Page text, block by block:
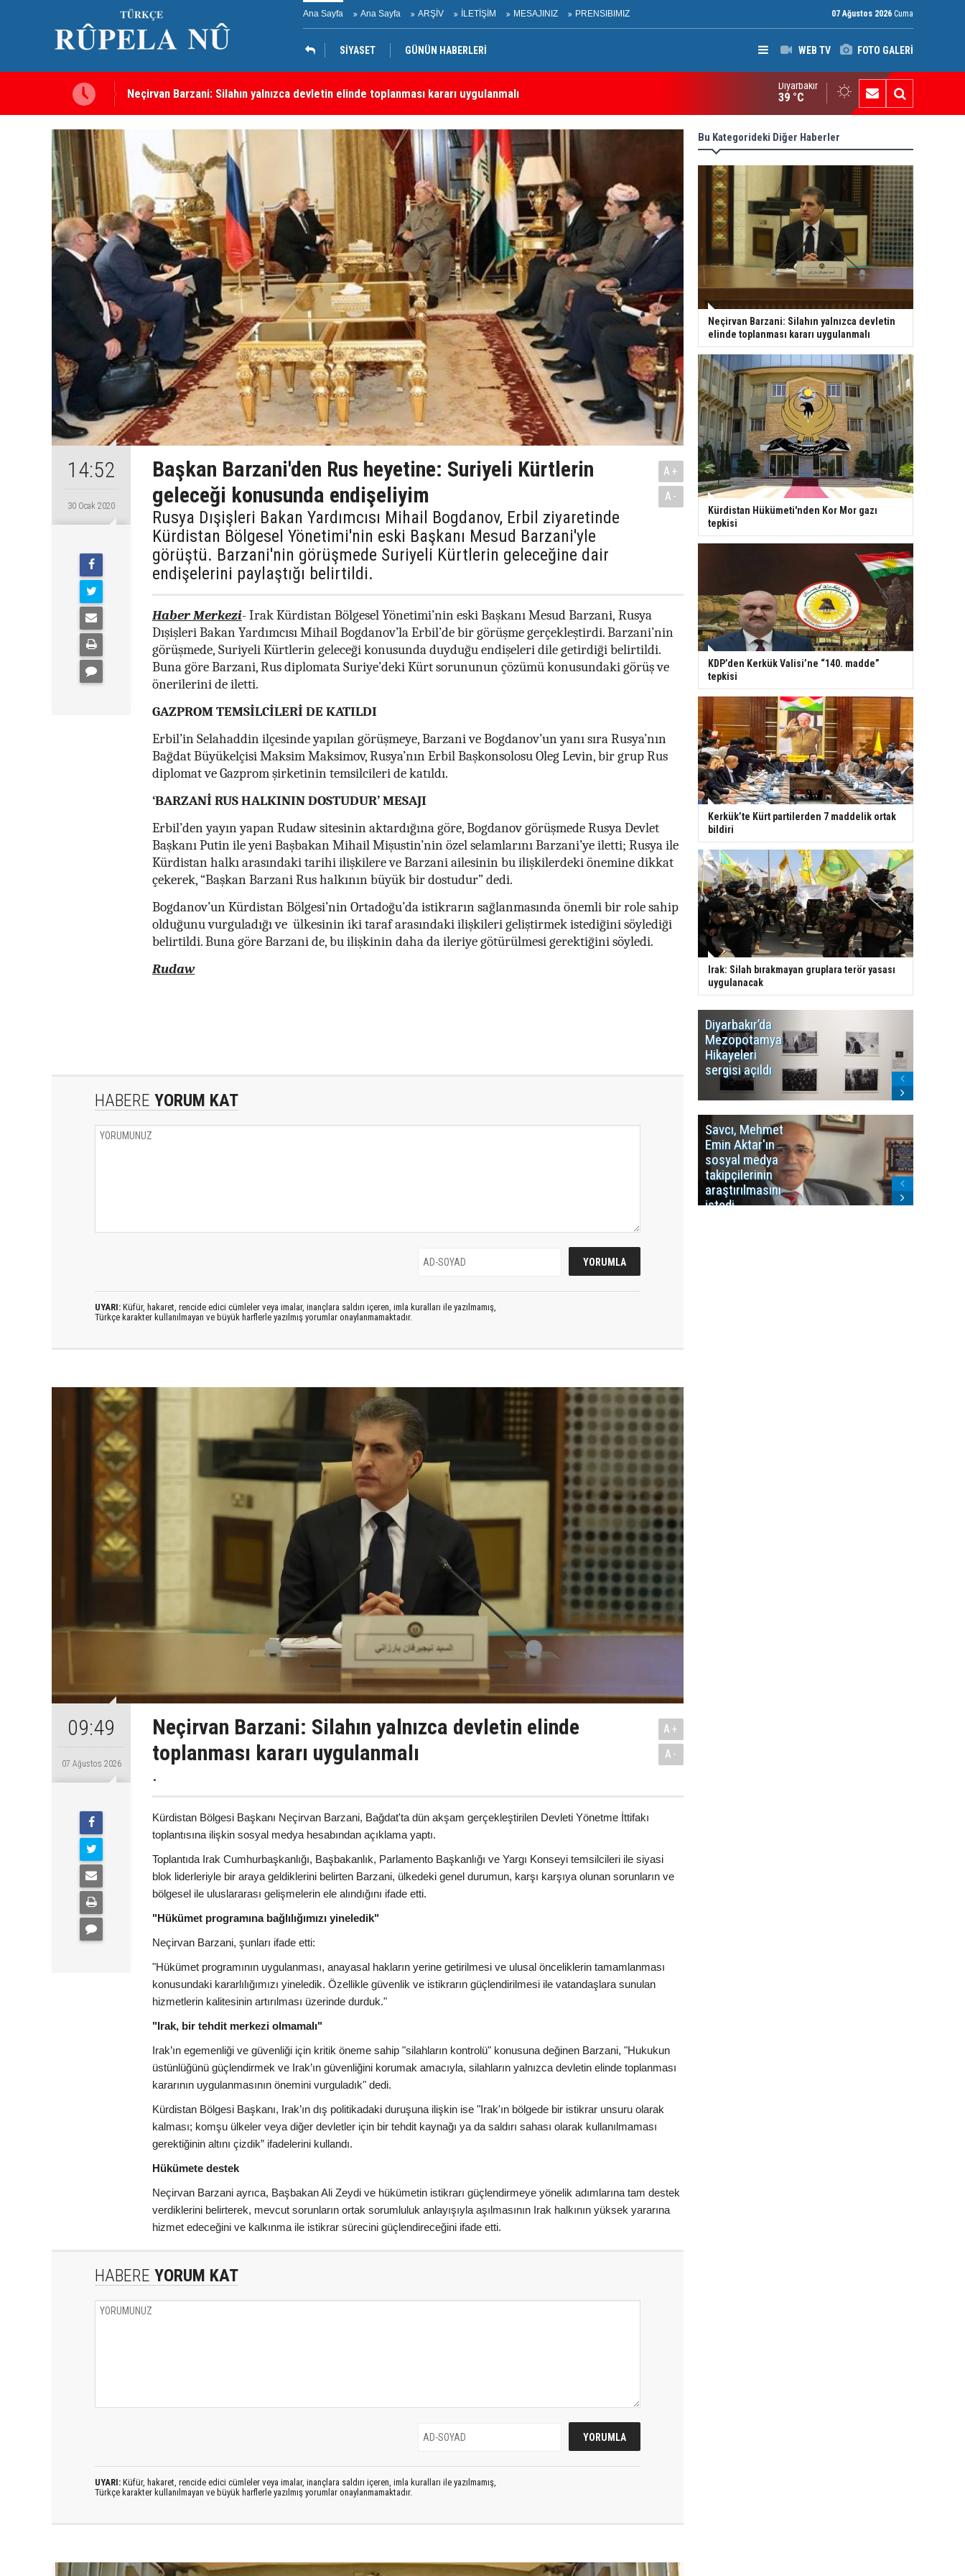
Ana Sayfa Ana Sayfa ARŞİV İLETİŞİM MESAJINIZ PRENSIBIMIZ 07 Ağustos 2026 Cuma
WEB TV FOTO GALERİ
SİYASET GÜNÜN HABERLERİ
Kürdistan Hükümeti'nden Kor Mor gazı tepkisi KDP’den Kerkük Valisi’ne “140. madde” tepkisi
Diyarbakır
39 °C
14:52
30 Ocak 2020
Başkan Barzani'den Rus heyetine: Suriyeli Kürtlerin
geleceği konusunda endişeliyim
Rusya Dışişleri Bakan Yardımcısı Mihail Bogdanov, Erbil ziyaretinde
Kürdistan Bölgesel Yönetimi'nin eski Başkanı Mesud Barzani'yle
görüştü. Barzani'nin görüşmede Suriyeli Kürtlerin geleceğine dair
endişelerini paylaştığı belirtildi.
A+
A-
Haber Merkezi-Irak Kürdistan Bölgesel Yönetimi’nin eski Başkanı Mesud Barzani, Rusya
Dışişleri Bakan Yardımcısı Mihail Bogdanov’la Erbil’de bir görüşme gerçekleştirdi. Barzani’nin
görüşmede, Suriyeli Kürtlerin geleceği konusunda duyduğu endişeleri dile getirdiği belirtildi.
Buna göre Barzani, Rus diplomata Suriye’deki Kürt sorununun çözümü konusundaki görüş ve
önerilerini de iletti.
GAZPROM TEMSİLCİLERİ DE KATILDI
Erbil’in Selahaddin ilçesinde yapılan görüşmeye, Barzani ve Bogdanov’un yanı sıra Rusya’nın
Bağdat Büyükelçisi Maksim Maksimov, Rusya’nın Erbil Başkonsolosu Oleg Levin, bir grup Rus
diplomat ve Gazprom şirketinin temsilcileri de katıldı.
‘BARZANİ RUS HALKININ DOSTUDUR’ MESAJI
Erbil’den yayın yapan Rudaw sitesinin aktardığına göre, Bogdanov görüşmede Rusya Devlet
Başkanı Putin ile yeni Başbakan Mihail Mişustin’nin özel selamlarını Barzani’ye iletti; Rusya ile
Kürdistan halkı arasındaki tarihi ilişkilere ve Barzani ailesinin bu ilişkilerdeki önemine dikkat
çekerek, “Başkan Barzani Rus halkının büyük bir dostudur” dedi.
Bogdanov’un Kürdistan Bölgesi’nin Ortadoğu’da istikrarın sağlanmasında önemli bir role sahip
olduğunu vurguladığı ve ülkesinin iki taraf arasındaki ilişkileri geliştirmek istediğini söylediği
belirtildi. Buna göre Barzani de, bu ilişkinin daha da ileriye götürülmesi gerektiğini söyledi.
Rudaw
HABERE YORUM KAT
UYARI: Küfür, hakaret, rencide edici cümleler veya imalar, inançlara saldırı içeren, imla kuralları ile yazılmamış,
Türkçe karakter kullanılmayan ve büyük harflerle yazılmış yorumlar onaylanmamaktadır.
09:49
07 Ağustos 2026
Neçirvan Barzani: Silahın yalnızca devletin elinde
toplanması kararı uygulanmalı
.
A+
A-
Kürdistan Bölgesi Başkanı Neçirvan Barzani, Bağdat'ta dün akşam gerçekleştirilen Devleti Yönetme İttifakı
toplantısına ilişkin sosyal medya hesabından açıklama yaptı.
Toplantıda Irak Cumhurbaşkanlığı, Başbakanlık, Parlamento Başkanlığı ve Yargı Konseyi temsilcileri ile siyasi
blok liderleriyle bir araya geldiklerini belirten Barzani, ülkedeki genel durumun, karşı karşıya olunan sorunların ve
bölgesel ile uluslararası gelişmelerin ele alındığını ifade etti.
"Hükümet programına bağlılığımızı yineledik"
Neçirvan Barzani, şunları ifade etti:
"Hükümet programının uygulanması, anayasal hakların yerine getirilmesi ve ulusal önceliklerin tamamlanması
konusundaki kararlılığımızı yineledik. Özellikle güvenlik ve istikrarın güçlendirilmesi ile vatandaşlara sunulan
hizmetlerin kalitesinin artırılması üzerinde durduk."
"Irak, bir tehdit merkezi olmamalı"
Irak’ın egemenliği ve güvenliği için kritik öneme sahip "silahların kontrolü" konusuna değinen Barzani, "Hukukun
üstünlüğünü güçlendirmek ve Irak’ın güvenliğini korumak amacıyla, silahların yalnızca devletin elinde toplanması
kararının uygulanmasının önemini vurguladık" dedi.
Kürdistan Bölgesi Başkanı, Irak’ın dış politikadaki duruşuna ilişkin ise "Irak'ın bölgede bir istikrar unsuru olarak
kalması; komşu ülkeler veya diğer devletler için bir tehdit kaynağı ya da saldırı sahası olarak kullanılmaması
gerektiğinin altını çizdik” ifadelerini kullandı.
Hükümete destek
Neçirvan Barzani ayrıca, Başbakan Ali Zeydi ve hükümetin istikrarı güçlendirmeye yönelik adımlarına tam destek
verdiklerini belirterek, mevcut sorunların ortak sorumluluk anlayışıyla aşılmasının Irak halkının yüksek yararına
hizmet edeceğini ve kalkınma ile istikrar sürecini güçlendireceğini ifade etti.
HABERE YORUM KAT
UYARI: Küfür, hakaret, rencide edici cümleler veya imalar, inançlara saldırı içeren, imla kuralları ile yazılmamış,
Türkçe karakter kullanılmayan ve büyük harflerle yazılmış yorumlar onaylanmamaktadır.
Bu Kategorideki Diğer Haberler
Neçirvan Barzani: Silahın yalnızca devletin
elinde toplanması kararı uygulanmalı
Kürdistan Hükümeti'nden Kor Mor gazı
tepkisi
KDP’den Kerkük Valisi’ne “140. madde”
tepkisi
Kerkük’te Kürt partilerden 7 maddelik ortak
bildiri
Irak: Silah bırakmayan gruplara terör yasası
uygulanacak
Diyarbakır’da
Mezopotamya
Hikayeleri
sergisi açıldı
Savcı, Mehmet
Emin Aktar'ın
sosyal medya
takipçilerinin
araştırılmasını
istedi